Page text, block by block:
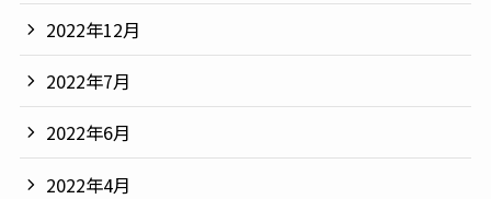
2022年12月
2022年7月
2022年6月
2022年4月